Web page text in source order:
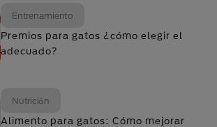
Entrenamiento
Premios para gatos ¿cómo elegir el
adecuado?
Nutrición
Alimento para gatos: Cómo mejorar